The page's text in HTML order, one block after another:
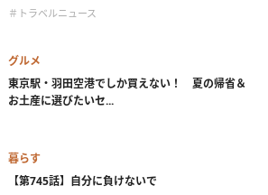
＃トラベルニュース
グルメ
東京駅・羽田空港でしか買えない！ 夏の帰省＆
お土産に選びたいセ...
暮らす
【第745話】自分に負けないで